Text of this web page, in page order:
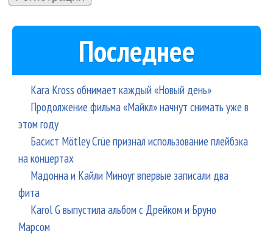
Последнее
Kara Kross обнимает каждый «Новый день»
Продолжение фильма «Майкл» начнут снимать уже в
этом году
Басист Mötley Crüe признал использование плейбэка
на концертах
Мадонна и Кайли Миноуг впервые записали два
фита
Karol G выпустила альбом с Дрейком и Бруно
Марсом